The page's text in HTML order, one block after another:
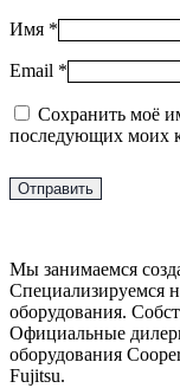
Имя *
Email *
Сохранить моё
последующих моих
Мы занимаемся
Специализируемся
оборудования.
Официальные
оборудования
Fujitsu.